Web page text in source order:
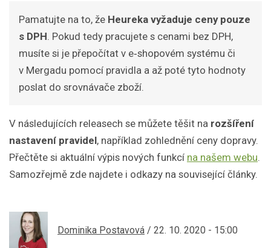
Pamatujte na to, že Heureka vyžaduje ceny pouze
s DPH. Pokud tedy pracujete s cenami bez DPH,
musíte si je přepočítat v e‑shopovém systému či
v Mergadu pomocí pravidla a až poté tyto hodnoty
poslat do srovnávače zboží.
V následujících releasech se můžete těšit na rozšíření
nastavení pravidel, například zohlednění ceny dopravy.
Přečtěte si aktuální výpis nových funkcí na našem webu.
Samozřejmě zde najdete i odkazy na související články.
Dominika Postavová / 22. 10. 2020 - 15:00